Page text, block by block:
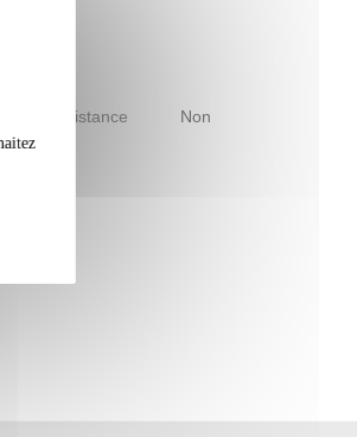
à distance Non